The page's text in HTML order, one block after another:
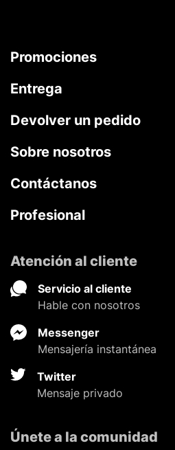
Promociones
Entrega
Devolver un pedido
Sobre nosotros
Contáctanos
Profesional
Atención al cliente
Servicio al cliente
Hable con nosotros
Messenger
Mensajería instantánea
Twitter
Mensaje privado
Únete a la comunidad